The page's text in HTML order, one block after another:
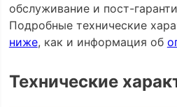
обслуживание и пост-
Подробные технические
ниже, как и информация об
Технические